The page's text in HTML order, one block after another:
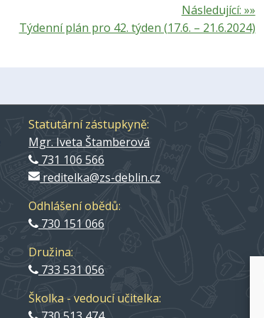
Následující: »»
Týdenní plán pro 42. týden (17.6. – 21.6.2024)
Statutární zástupkyně:
Mgr. Iveta Štamberová
731 106 566
reditelka@zs-deblin.cz
Odhlášení obědů:
730 151 066
Družina:
733 531 056
Školka - vedoucí učitelka: